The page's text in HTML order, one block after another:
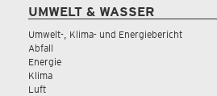
UMWELT & WASSER
Umwelt-, Klima- und Energiebericht
Abfall
Energie
Klima
Luft